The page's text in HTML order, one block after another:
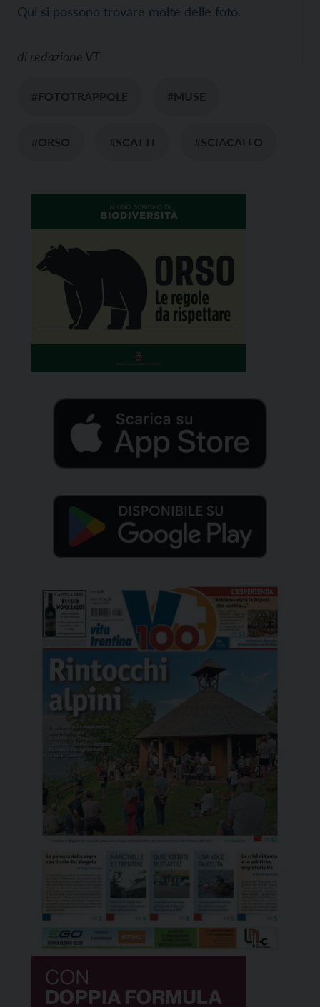
Qui si possono trovare molte delle foto.
di redazione VT
#FOTOTRAPPOLE #MUSE
#ORSO #SCATTI #SCIACALLO